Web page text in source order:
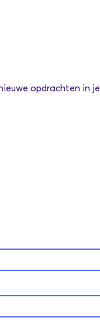
opdrachten in je